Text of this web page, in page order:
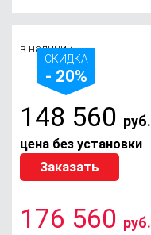
в наличии
СКИДКА
- 20%
148 560 руб.
цена без установки
Заказать
176 560 руб.